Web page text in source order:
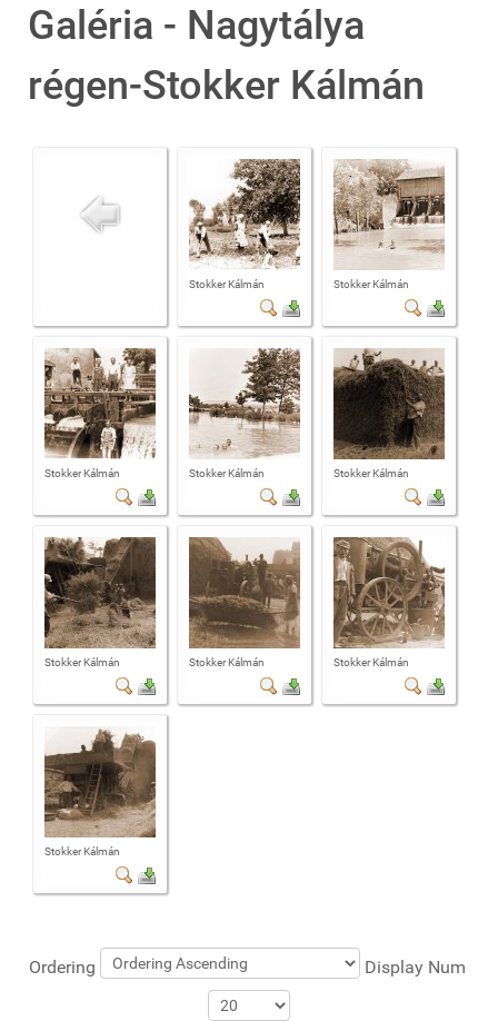
Galéria - Nagytálya
régen-Stokker Kálmán
Stokker Kálmán Stokker Kálmán
Stokker Kálmán Stokker Kálmán Stokker Kálmán
Stokker Kálmán Stokker Kálmán Stokker Kálmán
Stokker Kálmán
Ordering Display Num